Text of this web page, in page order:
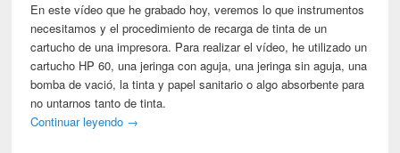
En este vídeo que he grabado hoy, veremos lo que instrumentos
necesitamos y el procedimiento de recarga de tinta de un
cartucho de una impresora. Para realizar el vídeo, he utilizado un
cartucho HP 60, una jeringa con aguja, una jeringa sin aguja, una
bomba de vació, la tinta y papel sanitario o algo absorbente para
no untarnos tanto de tinta.
Continuar leyendo →